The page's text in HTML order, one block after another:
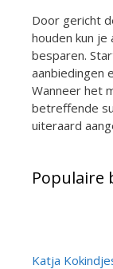
Door gericht
houden kun je
besparen.
aanbiedingen
Wanneer het
betreffende
uiteraard
Populaire
Katja